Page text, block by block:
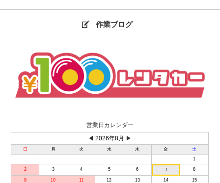
作業ブログ
営業日カレンダー
◀ 2026年8月 ▶
日 月 火 水 木 金
土
1
2 3 4 5 6 7 8
9 10 11 12 13 14
15